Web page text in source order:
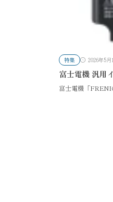
特集 2026年5月
富士電機 汎用
富士電機「